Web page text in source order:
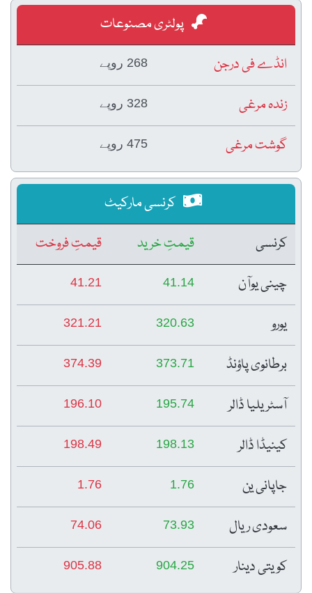
پولٹری مصنوعات
انڈے فی درجن
268 روپے
زندہ مرغی 328 روپے
گوشت مرغی 475 روپے
کرنسی مارکیٹ
کرنسی
قیمتِ خرید
قیمتِ فروخت
چینی یوآن
41.14
41.21
یورو 320.63
321.21
برطانوی پاؤنڈ 373.71
374.39
آسٹریلیا ڈالر 195.74
196.10
کینیڈا ڈالر 198.13
198.49
جاپانی ین 1.76
1.76
سعودی ریال 73.93
74.06
کویتی دینار 904.25
905.88